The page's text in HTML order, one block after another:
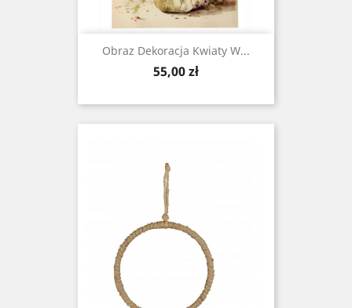
Obraz Dekoracja Kwiaty W...
Cena
55,00 zł